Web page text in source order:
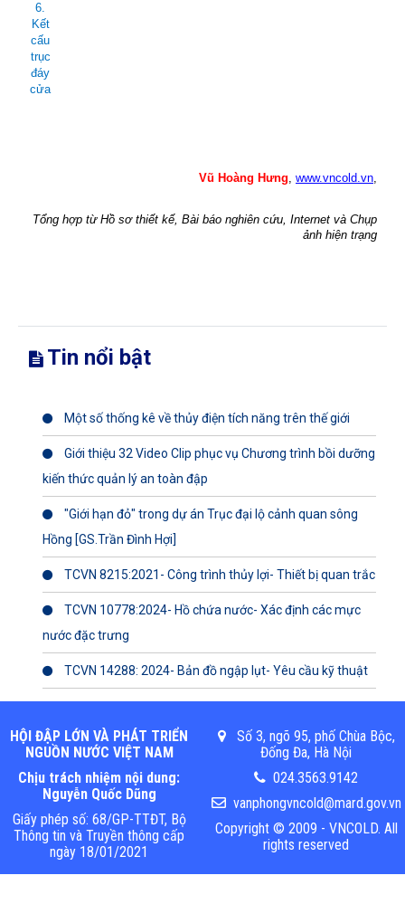
6.
Kết
cấu
trục
đáy
cửa
Vũ Hoàng Hưng, www.vncold.vn,
Tổng hợp từ Hồ sơ thiết kế, Bài báo nghiên cứu, Internet và Chụp
ảnh hiện trạng
Tin nổi bật
Một số thống kê về thủy điện tích năng trên thế giới
Giới thiệu 32 Video Clip phục vụ Chương trình bồi dưỡng
kiến thức quản lý an toàn đập
"Giới hạn đỏ" trong dự án Trục đại lộ cảnh quan sông
Hồng [GS.Trần Đình Hợi]
TCVN 8215:2021- Công trình thủy lợi- Thiết bị quan trắc
TCVN 10778:2024- Hồ chứa nước- Xác định các mực
nước đặc trưng
TCVN 14288: 2024- Bản đồ ngập lụt- Yêu cầu kỹ thuật
HỘI ĐẬP LỚN VÀ PHÁT TRIỂN
NGUỒN NƯỚC VIỆT NAM
Chịu trách nhiệm nội dung:
Nguyễn Quốc Dũng
Giấy phép số: 68/GP-TTĐT, Bộ
Thông tin và Truyền thông cấp
ngày 18/01/2021
Số 3, ngõ 95, phố Chùa Bộc,
Đống Đa, Hà Nội
024.3563.9142
vanphongvncold@mard.gov.vn
Copyright © 2009 - VNCOLD. All
rights reserved